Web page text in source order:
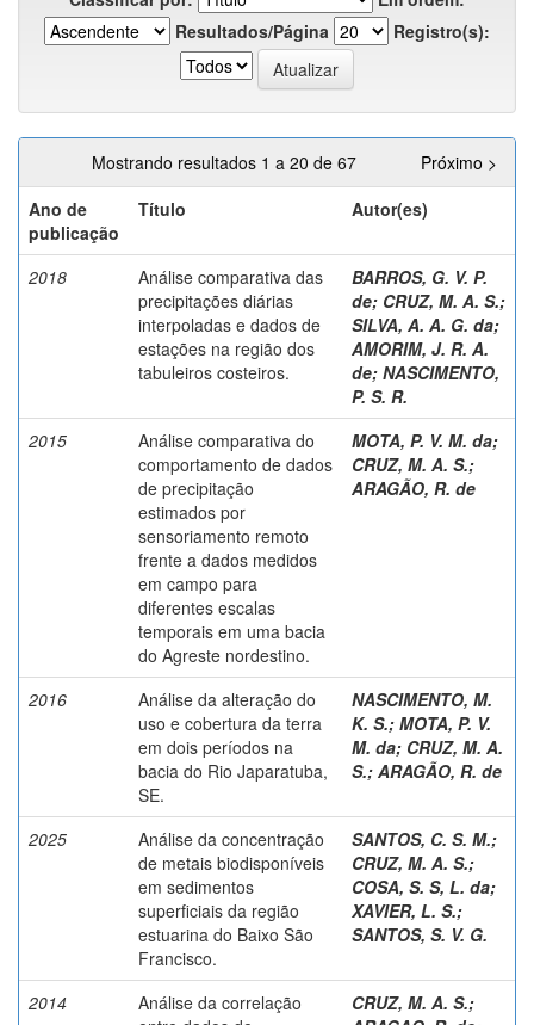
Resultados/Página
Registro(s):
Mostrando resultados 1 a 20 de 67
Próximo >
Ano de
publicação
Título Autor(es)
2018
Análise comparativa das
precipitações diárias
interpoladas e dados de
estações na região dos
tabuleiros costeiros.
BARROS, G. V. P.
de; CRUZ, M. A. S.;
SILVA, A. A. G. da;
AMORIM, J. R. A.
de; NASCIMENTO,
P. S. R.
2015
Análise comparativa do
comportamento de dados
de precipitação
estimados por
sensoriamento remoto
frente a dados medidos
em campo para
diferentes escalas
temporais em uma bacia
do Agreste nordestino.
MOTA, P. V. M. da;
CRUZ, M. A. S.;
ARAGÃO, R. de
2016
Análise da alteração do
uso e cobertura da terra
em dois períodos na
bacia do Rio Japaratuba,
SE.
NASCIMENTO, M.
K. S.; MOTA, P. V.
M. da; CRUZ, M. A.
S.; ARAGÃO, R. de
2025
Análise da concentração
de metais biodisponíveis
em sedimentos
superficiais da região
estuarina do Baixo São
Francisco.
SANTOS, C. S. M.;
CRUZ, M. A. S.;
COSA, S. S, L. da;
XAVIER, L. S.;
SANTOS, S. V. G.
2014
Análise da correlação
CRUZ, M. A. S.;